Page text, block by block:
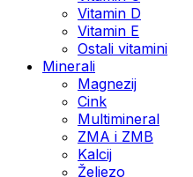
Vitamin D
Vitamin E
Ostali vitamini
Minerali
Magnezij
Cink
Multimineral
ZMA i ZMB
Kalcij
Željezo